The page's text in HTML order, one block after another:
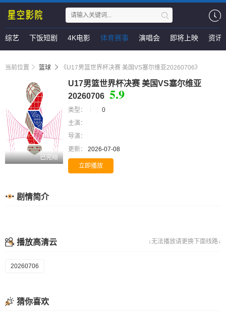
综艺 下饭短剧 4K电影 体育赛事 演唱会 即将上映 资讯
当前位置 篮球 《U17男篮世界杯决赛 美国VS塞尔维亚20260706》
已完结
U17男篮世界杯决赛 美国VS塞尔维亚
20260706 5.9
类型：
0
主演：
导演：
更新：
2026-07-08
立即播放
剧情简介
↓无法播放请更换下面线路↓
播放高清云
20260706
猜你喜欢